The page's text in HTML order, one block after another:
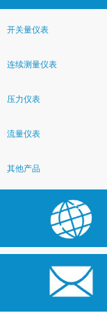
开关量仪表
连续测量仪表
压力仪表
流量仪表
其他产品